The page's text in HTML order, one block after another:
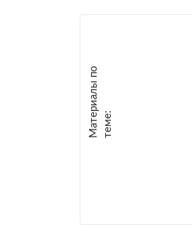
М
а
т е
р
и
а
л
ы
п
о
т
е
м
е :